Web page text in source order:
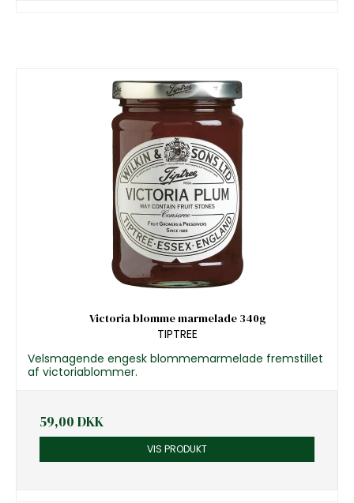
Victoria blomme marmelade 340g
TIPTREE
Velsmagende engesk blommemarmelade fremstillet
af victoriablommer.
59,00 DKK
VIS PRODUKT